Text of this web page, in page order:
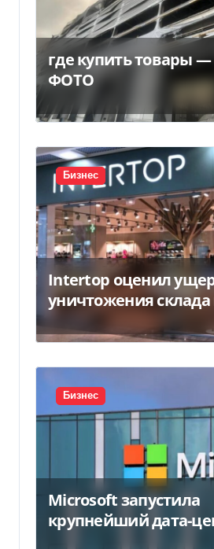
где купить товары —
ФОТО
Бизнес
Intertop оценил
уничтожения склада
Бизнес
Microsoft запустила
крупнейший дата-